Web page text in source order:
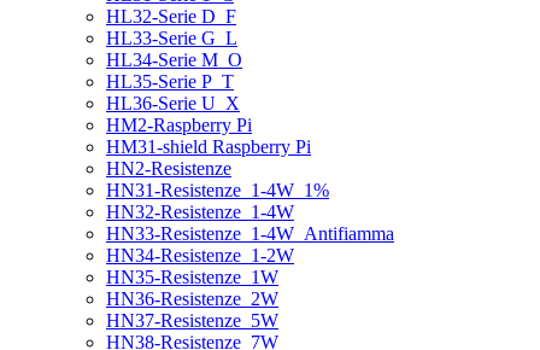
HL32-Serie D_F
HL33-Serie G_L
HL34-Serie M_O
HL35-Serie P_T
HL36-Serie U_X
HM2-Raspberry Pi
HM31-shield Raspberry Pi
HN2-Resistenze
HN31-Resistenze_1-4W_1%
HN32-Resistenze_1-4W
HN33-Resistenze_1-4W_Antifiamma
HN34-Resistenze_1-2W
HN35-Resistenze_1W
HN36-Resistenze_2W
HN37-Resistenze_5W
HN38-Resistenze_7W